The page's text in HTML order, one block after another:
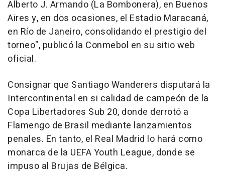
Alberto J. Armando (La Bombonera), en Buenos
Aires y, en dos ocasiones, el Estadio Maracaná,
en Río de Janeiro, consolidando el prestigio del
torneo", publicó la Conmebol en su sitio web
oficial.
Consignar que Santiago Wanderers disputará la
Intercontinental en si calidad de campeón de la
Copa Libertadores Sub 20, donde derrotó a
Flamengo de Brasil mediante lanzamientos
penales. En tanto, el Real Madrid lo hará como
monarca de la UEFA Youth League, donde se
impuso al Brujas de Bélgica.